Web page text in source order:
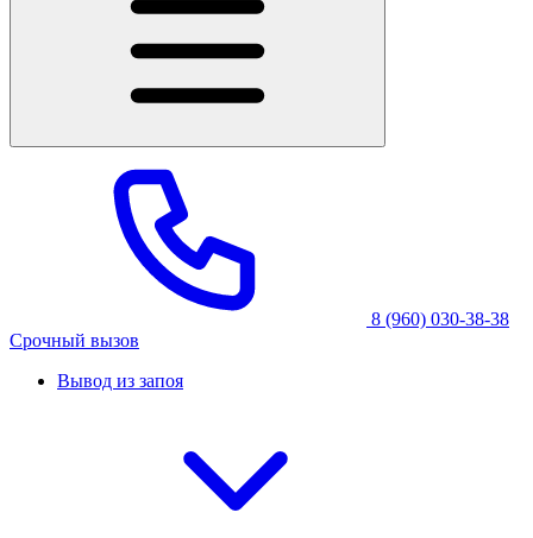
8 (960) 030-38-38
Срочный вызов
Вывод из запоя